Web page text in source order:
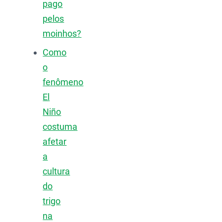
pago
pelos
moinhos?
Como
o
fenômeno
El
Niño
costuma
afetar
a
cultura
do
trigo
na